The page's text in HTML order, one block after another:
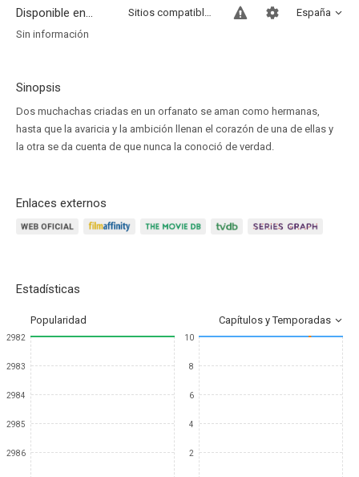
Disponible en... España
Sitios compatibles
Sin información
Sinopsis
Dos muchachas criadas en un orfanato se aman como hermanas,
hasta que la avaricia y la ambición llenan el corazón de una de ellas y
la otra se da cuenta de que nunca la conoció de verdad.
Enlaces externos
Estadísticas
Popularidad Capítulos y Temporadas
2982
2983
2984
2985
2986
10
8
6
4
2